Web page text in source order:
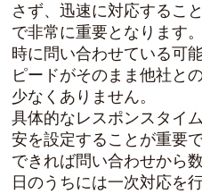
さず、迅速に対応するこ
で非常に重要となります
時に問い合わせている可
ピードがそのまま他社と
少なくありません。
具体的なレスポンスタイ
安を設定することが重要
できれば問い合わせから
日のうちには一次対応を